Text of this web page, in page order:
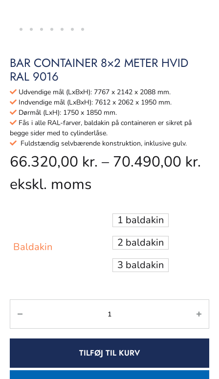
BAR CONTAINER 8×2 METER HVID
RAL 9016
Udvendige mål (LxBxH): 7767 x 2142 x 2088 mm.
Indvendige mål (LxBxH): 7612 x 2062 x 1950 mm.
Dørmål (LxH): 1750 x 1850 mm.
Fås i alle RAL-farver, baldakin på containeren er sikret på
begge sider med to cylinderlåse.
Fuldstændig selvbærende konstruktion, inklusive gulv.
66.320,00 kr. – 70.490,00 kr.
ekskl. moms
Baldakin
1 baldakin
2 baldakin
3 baldakin
TILFØJ TIL KURV